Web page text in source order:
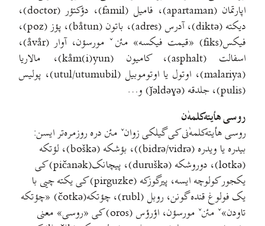
اپارتمان (apartaman)، فامیل (famil)، دؤکتؤر (doctor)،
دیکته (diktə)، آدرس (adres)، باتون (båtun)، پؤز (poz)،
فیکس(fiks) «قیمت فیکسه» مئنˇ مورسؤن، آوار (åvår)،
اسفالت (asphalt)، کامیون (kåm(i)yun)، مالاریا
(malariya)، اوتول یا اوتوموبیل (utul/utumubil)، پولیس
(pulis)، جلدقه (ǰəldəɣə) و…
روسی هأیته‌کلمه‌ٰن
روسی هأیته‌کلمه‌ٰنی کی گیلکی زوانˇ مئن دره روزمره‌تر ایسن:
بیدره یا ویدره (bidrə/vidrə))، بؤشکه (boškə)، لؤتکه
(lotkə)، دوروشکه (duruškə)، پیچانک(pičanək) کی
یکجور کولوچه ایسه، پیرگوزکه (pirguzke) کی یکته چیی با
یک فولوغ قنده گونن، روبل (rubl)، چؤتکه(čotkə) «چؤتکه
تاودن»ˇ مئنˇ مورسؤن، اؤرؤس (oros) کی «روسی» معنی